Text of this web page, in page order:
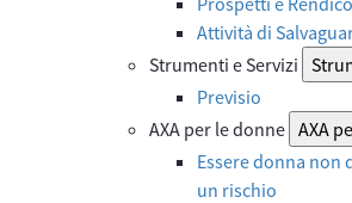
Attività di
Strumenti e Servizi
Previsio
AXA per le donne AXA
Essere donna non
un rischio